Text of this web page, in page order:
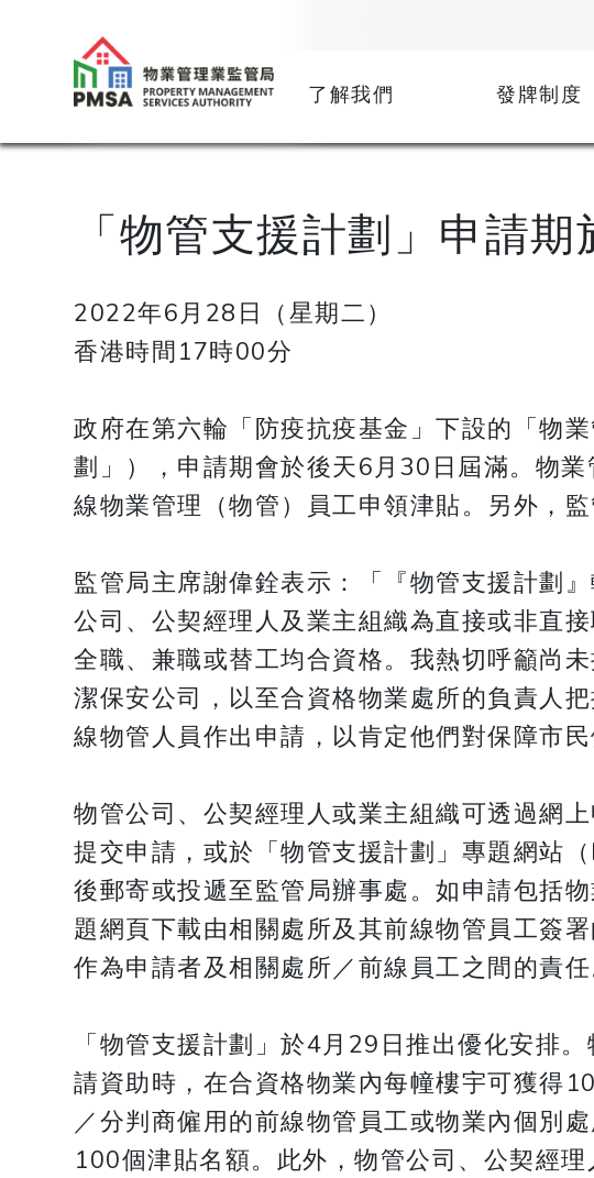
了解我們 發牌制度
「物管支援計劃」申請
2022年6月28日（星期二）
香港時間17時00分
政府在第六輪「防疫抗疫基金」下設的「物
劃」），申請期會於後天6月30日屆滿。物
線物業管理（物管）員工申領津貼。另外，
監管局主席謝偉銓表示：「『物管支援計劃
公司、公契經理人及業主組織為直接或非直
全職、兼職或替工均合資格。我熱切呼籲尚
潔保安公司，以至合資格物業處所的負責人
線物管人員作出申請，以肯定他們對保障市民
物管公司、公契經理人或業主組織可透過
提交申請，或於「物管支援計劃」專題網站
後郵寄或投遞至監管局辦事處。如申請包括
題網頁下載由相關處所及其前線物管員工簽
作為申請者及相關處所／前線員工之間的責任
「物管支援計劃」於4月29日推出優化安排
請資助時，在合資格物業內每幢樓宇可獲得
／分判商僱用的前線物管員工或物業內個別
100個津貼名額。此外，物管公司、公契經